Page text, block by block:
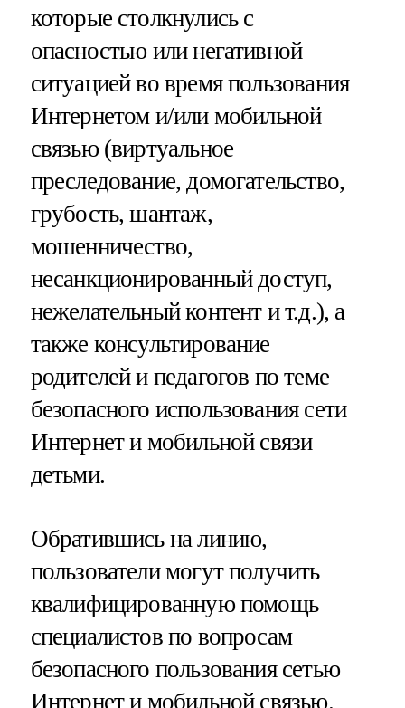
которые столкнулись с
опасностью или негативной
ситуацией во время пользования
Интернетом и/или мобильной
связью (виртуальное
преследование, домогательство,
грубость, шантаж,
мошенничество,
несанкционированный доступ,
нежелательный контент и т.д.), а
также консультирование
родителей и педагогов по теме
безопасного использования сети
Интернет и мобильной связи
детьми.
Обратившись на линию,
пользователи могут получить
квалифицированную помощь
специалистов по вопросам
безопасного пользования сетью
Интернет и мобильной связью.